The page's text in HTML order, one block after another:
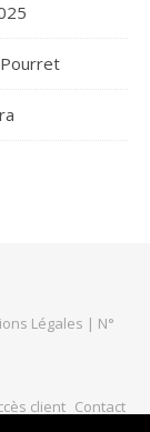
Pourret
Légales | N°
client Contact